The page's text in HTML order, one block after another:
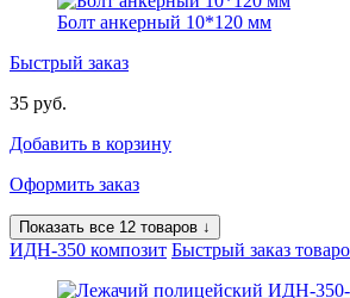
Болт анкерный 10*120 мм
Быстрый заказ
35 руб.
Добавить в корзину
Оформить заказ
Показать все 12 товаров ↓
ИДН-350 композит Быстрый заказ